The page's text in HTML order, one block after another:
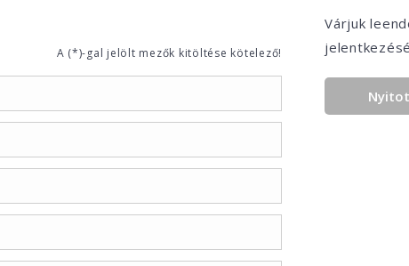
A (*)-gal jelölt mezők kitöltése kötelező!
Várjuk